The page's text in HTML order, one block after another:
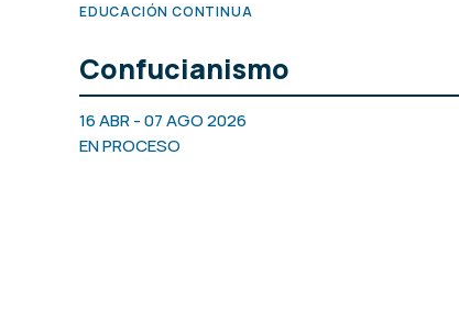
EDUCACIÓN CONTINUA
Confucianismo
16 ABR - 07 AGO 2026
EN PROCESO